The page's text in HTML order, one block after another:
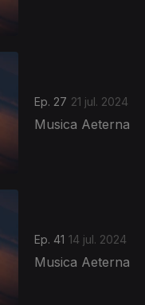
Ep. 27 21 jul. 2024
Musica Aeterna
Ep. 41 14 jul. 2024
Musica Aeterna